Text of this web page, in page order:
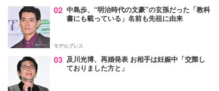
02 中島歩、“明治時代の文豪”の玄孫だった「教科
書にも載っている」名前も先祖に由来
モデルプレス
03 及川光博、再婚発表 お相手は妊娠中「交際し
ておりました方と」